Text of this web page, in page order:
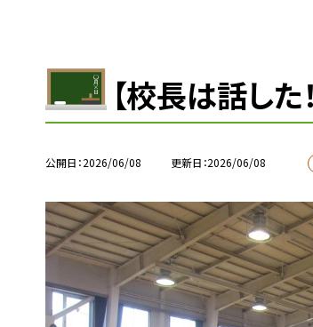
【校長は話した
公開日 2026/06/08 更新日 2026/06/08